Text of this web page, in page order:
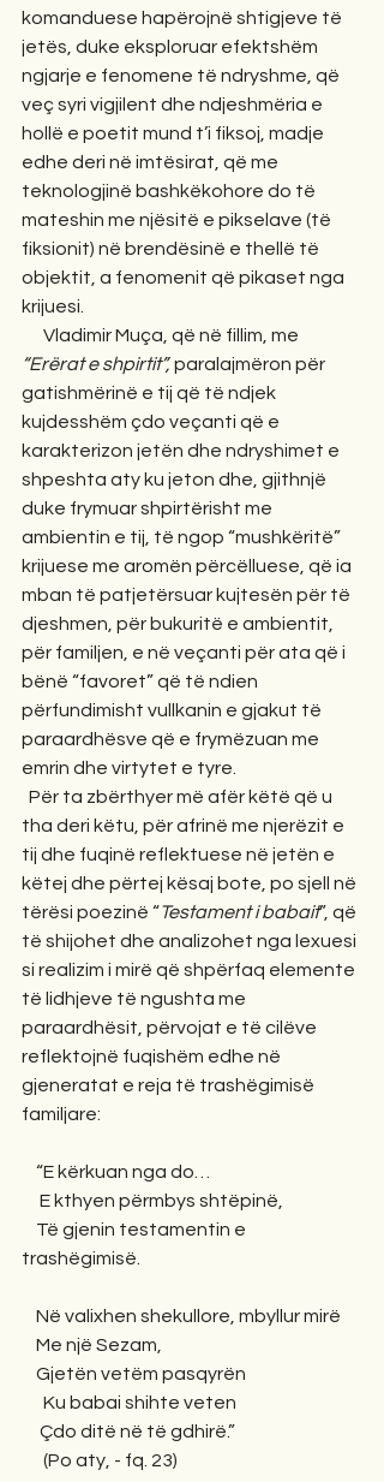
komanduese hapërojnë shtigjeve të
jetës, duke eksploruar efektshëm
ngjarje e fenomene të ndryshme, që
veç syri vigjilent dhe ndjeshmëria e
hollë e poetit mund t’i fiksoj, madje
edhe deri në imtësirat, që me
teknologjinë bashkëkohore do të
mateshin me njësitë e pikselave (të
fiksionit) në brendësinë e thellë të
objektit, a fenomenit që pikaset nga
krijuesi.
      Vladimir Muça, që në fillim, me
“Erërat e shpirtit”, paralajmëron për
gatishmërinë e tij që të ndjek
kujdesshëm çdo veçanti që e
karakterizon jetën dhe ndryshimet e
shpeshta aty ku jeton dhe, gjithnjë
duke frymuar shpirtërisht me
ambientin e tij, të ngop “mushkëritë”
krijuese me aromën përcëlluese, që ia
mban të patjetërsuar kujtesën për të
djeshmen, për bukuritë e ambientit,
për familjen, e në veçanti për ata që i
bënë “favoret” që të ndien
përfundimisht vullkanin e gjakut të
paraardhësve që e frymëzuan me
emrin dhe virtytet e tyre.
tha deri këtu, për afrinë me njerëzit e
tij dhe fuqinë reflektuese në jetën e
këtej dhe përtej kësaj bote, po sjell në
tërësi poezinë “Testament i babait”, që
të shijohet dhe analizohet nga lexuesi
si realizim i mirë që shpërfaq elemente
të lidhjeve të ngushta me
paraardhësit, përvojat e të cilëve
reflektojnë fuqishëm edhe në
gjeneratat e reja të trashëgimisë
familjare:
    “E kërkuan nga do…
     E kthyen përmbys shtëpinë,
trashëgimisë.
    Në valixhen shekullore, mbyllur mirë
    Me një Sezam,
    Gjetën vetëm pasqyrën
      Ku babai shihte veten
     Çdo ditë në të gdhirë.”
      (Po aty, - fq. 23)